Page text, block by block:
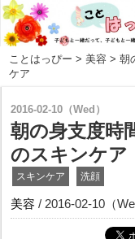
ことはっぴー >美容 > 朝
ケア
2016-02-10（Wed）
朝の身支度時
のスキンケア
スキンケア 洗顔
美容 / 2016-02-10（